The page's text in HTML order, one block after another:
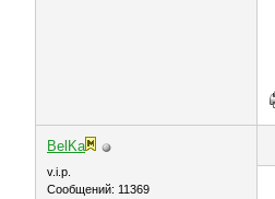
BelKa
v.i.p.
Сообщений: 11369